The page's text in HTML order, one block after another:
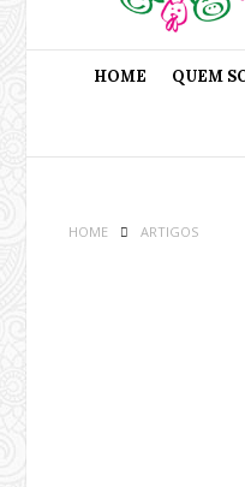
HOME QUEM
HOME ARTIGOS